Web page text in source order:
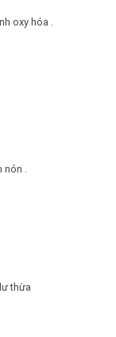
oxy hóa .
nón .
thừa